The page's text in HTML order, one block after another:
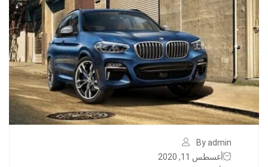
By admin
أغسطس 11, 2020